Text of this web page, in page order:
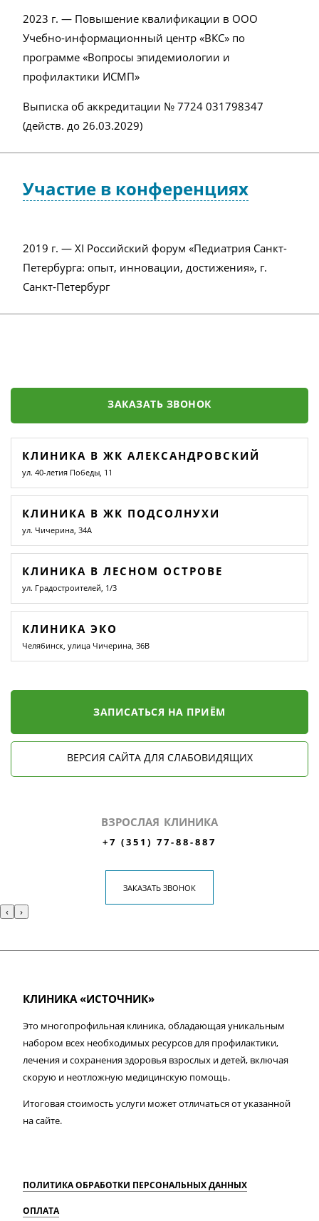
2023 г. — Повышение квалификации в ООО
Учебно-информационный центр «ВКС» по
программе «Вопросы эпидемиологии и
профилактики ИСМП»
Выписка об аккредитации № 7724 031798347
(действ. до 26.03.2029)
Участие в конференциях
2019 г. — XI Российский форум «Педиатрия Санкт-
Петербурга: опыт, инновации, достижения», г.
Санкт-Петербург
ЗАКАЗАТЬ ЗВОНОК
КЛИНИКА В ЖК АЛЕКСАНДРОВСКИЙ
ул. 40-летия Победы, 11
КЛИНИКА В ЖК ПОДСОЛНУХИ
ул. Чичерина, 34А
КЛИНИКА В ЛЕСНОМ ОСТРОВЕ
ул. Градостроителей, 1/3
КЛИНИКА ЭКО
Челябинск, улица Чичерина, 36В
ЗАПИСАТЬСЯ НА ПРИЁМ
ВЕРСИЯ САЙТА ДЛЯ СЛАБОВИДЯЩИХ
ВЗРОСЛАЯ КЛИНИКА
+7 (351) 77-88-887
ЗАКАЗАТЬ ЗВОНОК
‹ ›
КЛИНИКА «ИСТОЧНИК»
Это многопрофильная клиника, обладающая уникальным
набором всех необходимых ресурсов для профилактики,
лечения и сохранения здоровья взрослых и детей, включая
скорую и неотложную медицинскую помощь.
Итоговая стоимость услуги может отличаться от указанной
на сайте.
ПОЛИТИКА ОБРАБОТКИ ПЕРСОНАЛЬНЫХ ДАННЫХ
ОПЛАТА